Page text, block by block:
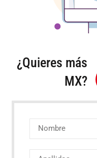
¿Quieres más
MX?